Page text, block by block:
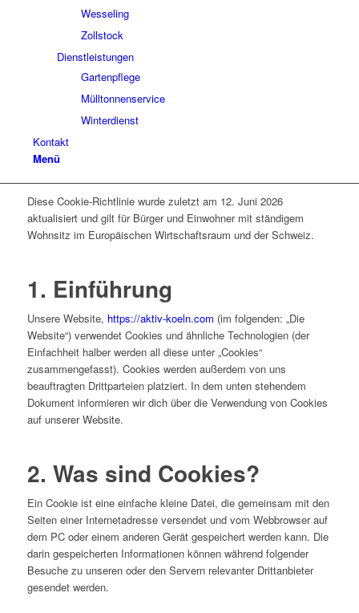
Wesseling
Zollstock
Dienstleistungen
Gartenpflege
Mülltonnenservice
Winterdienst
Kontakt
Menü
Diese Cookie-Richtlinie wurde zuletzt am 12. Juni 2026
aktualisiert und gilt für Bürger und Einwohner mit ständigem
Wohnsitz im Europäischen Wirtschaftsraum und der Schweiz.
1. Einführung
Unsere Website, https://aktiv-koeln.com (im folgenden: „Die
Website“) verwendet Cookies und ähnliche Technologien (der
Einfachheit halber werden all diese unter „Cookies“
zusammengefasst). Cookies werden außerdem von uns
beauftragten Drittparteien platziert. In dem unten stehendem
Dokument informieren wir dich über die Verwendung von Cookies
auf unserer Website.
2. Was sind Cookies?
Ein Cookie ist eine einfache kleine Datei, die gemeinsam mit den
Seiten einer Internetadresse versendet und vom Webbrowser auf
dem PC oder einem anderen Gerät gespeichert werden kann. Die
darin gespeicherten Informationen können während folgender
Besuche zu unseren oder den Servern relevanter Drittanbieter
gesendet werden.